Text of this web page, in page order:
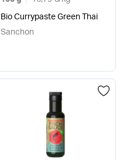
Bio Currypaste Green Thai
Sanchon